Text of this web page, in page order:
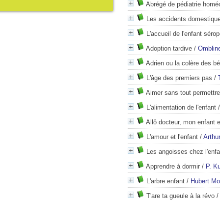
Abrégé de pédiatrie
Les accidents
L'accueil de l'enfant
Adoption tardive /
Adrien ou la colère des
L'âge des premiers pas /
Aimer sans tout permettre
L'alimentation de l'enfant
Allô docteur, mon enfant
L'amour et l'enfant /
Les angoisses chez
Apprendre à dormir / P.
L'arbre enfant / Hubert
T'are ta gueule à la révo /